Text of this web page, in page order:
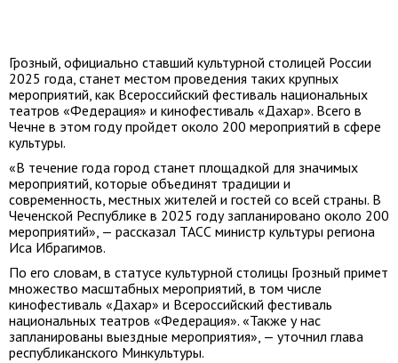
Грозный, официально ставший культурной столицей России
2025 года, станет местом проведения таких крупных
мероприятий, как Всероссийский фестиваль национальных
театров «Федерация» и кинофестиваль «Дахар». Всего в
Чечне в этом году пройдет около 200 мероприятий в сфере
культуры.
«В течение года город станет площадкой для значимых
мероприятий, которые объединят традиции и
современность, местных жителей и гостей со всей страны. В
Чеченской Республике в 2025 году запланировано около 200
мероприятий», — рассказал ТАСС министр культуры региона
Иса Ибрагимов.
По его словам, в статусе культурной столицы Грозный примет
множество масштабных мероприятий, в том числе
кинофестиваль «Дахар» и Всероссийский фестиваль
национальных театров «Федерация». «Также у нас
запланированы выездные мероприятия», — уточнил глава
республиканского Минкультуры.